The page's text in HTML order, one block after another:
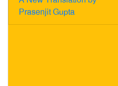
Prasenjit Gupta